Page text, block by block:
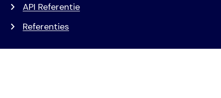
API Referentie
Referenties